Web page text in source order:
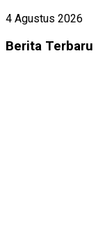
4 Agustus 2026
Berita Terbaru